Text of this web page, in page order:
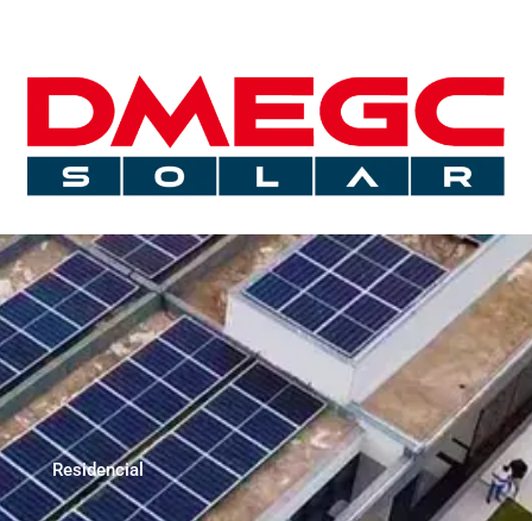
Residencial